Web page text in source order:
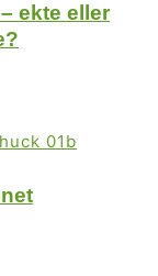
ekte eller